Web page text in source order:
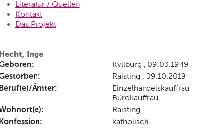
Literatur / Quellen
Kontakt
Das Projekt
Inge
Kyllburg , 09.03.1949
Raisting , 09.10.2019
Ämter:
Einzelhandelskauffrau
Bürokauffrau
Raisting
katholisch